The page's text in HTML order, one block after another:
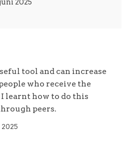
juni 2025
tool and can increase
who receive the
learnt how to do this
peers.
2025